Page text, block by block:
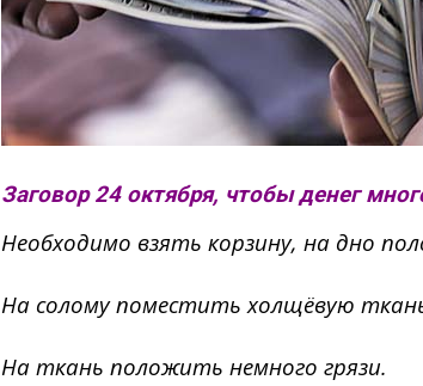
Заговор 24 октября, чтобы денег
Необходимо взять корзину, на дно
На солому поместить холщёвую
На ткань положить немного грязи.